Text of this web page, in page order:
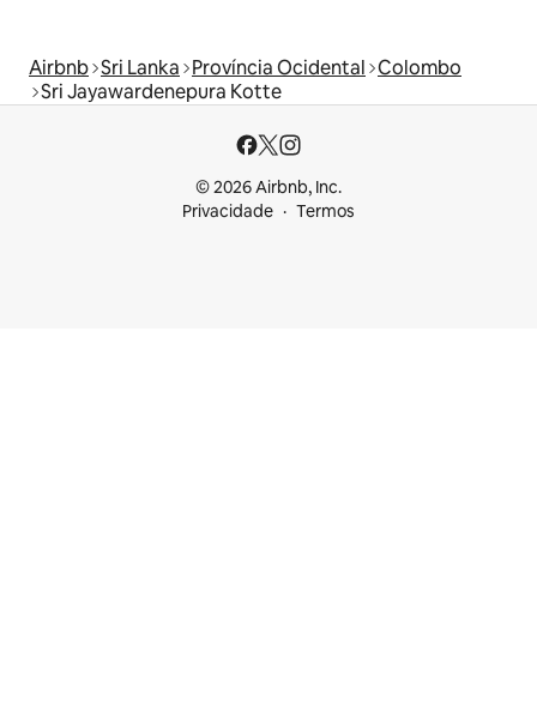
Airbnb Sri Lanka Província Ocidental Colombo
Sri Jayawardenepura Kotte
© 2026 Airbnb, Inc.
Privacidade
Termos